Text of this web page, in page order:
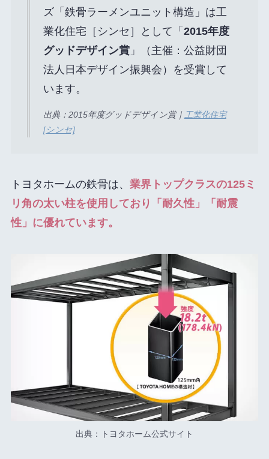
ズ「鉄骨ラーメンユニット構造」は工
業化住宅［シンセ］として「 2015年度
グッドデザイン賞」（主催：公益財団
法人日本デザイン振興会）を受賞して
います。
出典：2015年度グッドデザイン賞｜ 工業化住宅
[シンセ]
トヨタホームの鉄骨は、 業界トップクラスの125ミ
リ角の太い柱を使用しており「耐久性」「耐震
性」に優れています。
出典：トヨタホーム公式サイト